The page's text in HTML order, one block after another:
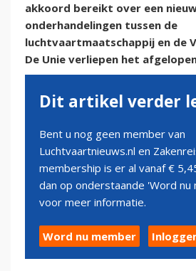
akkoord bereikt over een
onderhandelingen tussen de
luchtvaartmaatschappij en de
De Unie verliepen het
Dit artikel verder
Bent u nog geen member van
Luchtvaartnieuws.nl en
membership is er al vanaf €
dan op onderstaande 'Word
voor meer informatie.
Word nu member